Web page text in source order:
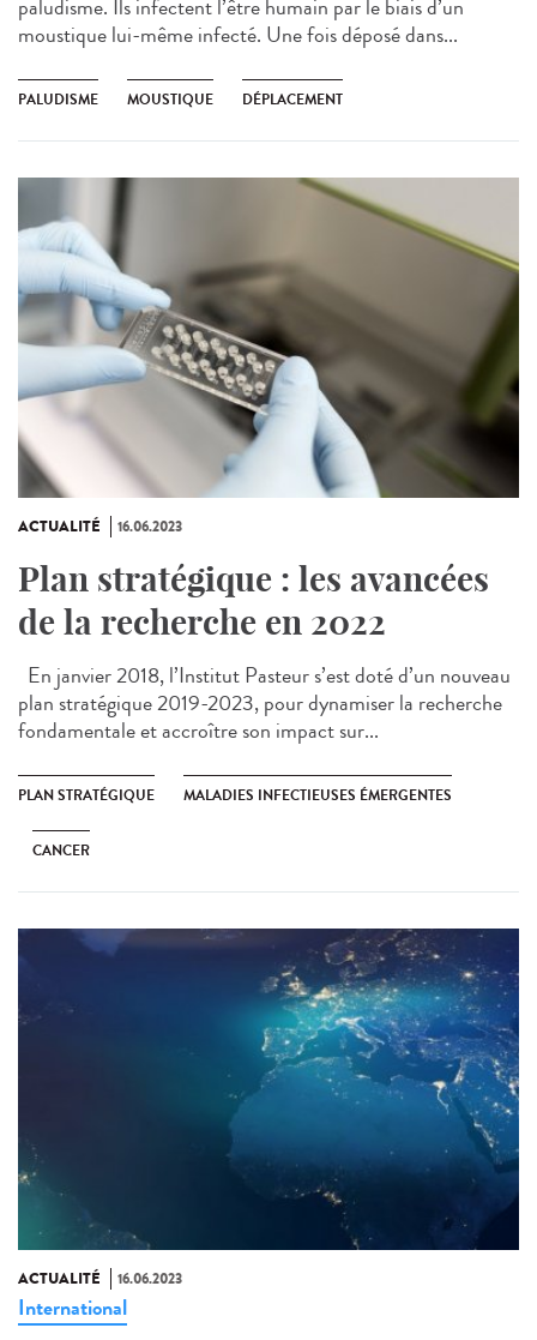
paludisme. Ils infectent l’être humain par le biais d’un
moustique lui-même infecté. Une fois déposé dans...
PALUDISME MOUSTIQUE DÉPLACEMENT
ACTUALITÉ 16.06.2023
Plan stratégique : les avancées
de la recherche en 2022
En janvier 2018, l’Institut Pasteur s’est doté d’un nouveau
plan stratégique 2019-2023, pour dynamiser la recherche
fondamentale et accroître son impact sur...
PLAN STRATÉGIQUE MALADIES INFECTIEUSES ÉMERGENTES
CANCER
ACTUALITÉ 16.06.2023
International